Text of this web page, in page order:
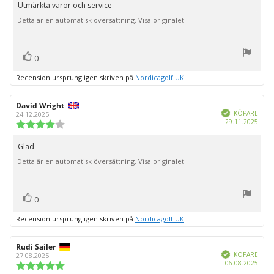
5
stjärnor
Recensionstext:
Utmärkta varor och service
Detta är en automatisk översättning. Visa originalet.
Rösta
0
Recension ursprungligen skriven på Nordicagolf UK
Recensionsförfattare:
David Wright
24.12.2025
stjärnor
Bekräftad
KÖPARE
29.11.2025
Recensionstext:
Glad
Detta är en automatisk översättning. Visa originalet.
Rösta
0
Recension ursprungligen skriven på Nordicagolf UK
Recensionsförfattare:
Rudi Sailer
27.08.2025 Bekräftad
KÖPARE
06.08.2025